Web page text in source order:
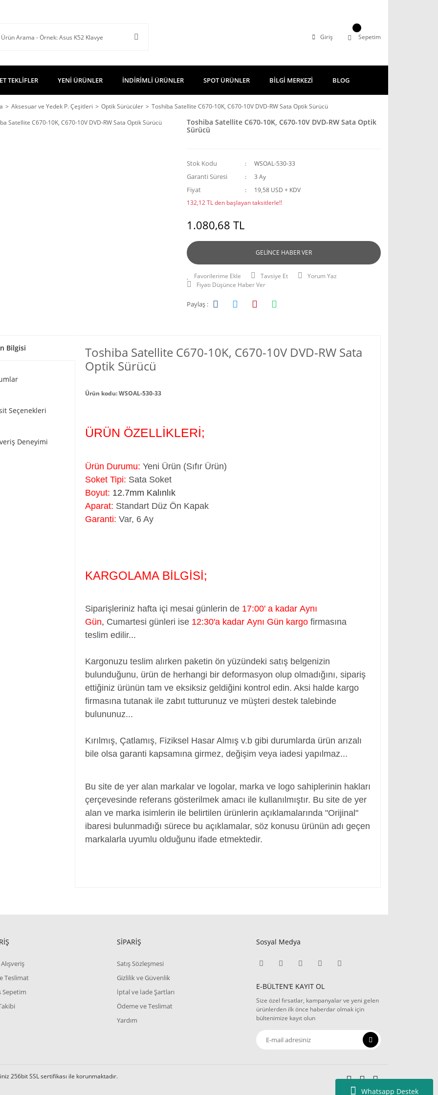
Whatsapp Destek
Giriş Sepetim
TEKLİFLER YENİ ÜRÜNLER İNDİRİMLİ ÜRÜNLER SPOT ÜRÜNLER BİLGİ MERKEZİ BLOG
Aksesuar ve Yedek P. Çeşitleri Optik Sürücüler Toshiba Satellite C670-10K, C670-10V DVD-RW Sata Optik Sürücü
Toshiba Satellite C670-10K, C670-10V DVD-RW Sata Optik
Sürücü
Stok Kodu WSOAL-530-33
Garanti Süresi 3 Ay
Fiyat
19,58 USD + KDV
132,12 TL den başlayan taksitlerle!!
1.080,68 TL
GELİNCE HABER VER
Tavsiye Et
Yorum Yaz
Fiyatı Düşünce Haber Ver
Paylaş :
Bilgisi
Seçenekleri
Deneyimi
Toshiba Satellite C670-10K, C670-10V DVD-RW Sata
Optik Sürücü
Ürün kodu: WSOAL-530-33
ÜRÜN ÖZELLİKLERİ;
Ürün Durumu: Yeni Ürün (Sıfır Ürün)
Soket Tipi: Sata Soket
Boyut: 12.7mm Kalınlık
Aparat: Standart Düz Ön Kapak
Garanti: Var, 6 Ay
KARGOLAMA BİLGİSİ;
Siparişleriniz hafta içi mesai günlerin de 17:00' a kadar Aynı
Gün, Cumartesi günleri ise 12:30'a kadar Aynı Gün kargofirmasına
teslim edilir...
Kargonuzu teslim alırken paketin ön yüzündeki satış belgenizin
bulunduğunu, ürün de herhangi bir deformasyon olup olmadığını, sipariş
ettiğiniz ürünün tam ve eksiksiz geldiğini kontrol edin. Aksi halde kargo
firmasına tutanak ile zabıt tutturunuz ve müşteri destek talebinde
bulununuz...
Kırılmış, Çatlamış, Fiziksel Hasar Almış v.b gibi durumlarda ürün arızalı
bile olsa garanti kapsamına girmez, değişim veya iadesi yapılmaz...
Bu site de yer alan markalar ve logolar, marka ve logo sahiplerinin hakları
çerçevesinde referans gösterilmek amacı ile kullanılmıştır. Bu site de yer
alan ve marka isimlerin ile belirtilen ürünlerin açıklamalarında "Orijinal"
ibaresi bulunmadığı sürece bu açıklamalar, söz konusu ürünün adı geçen
markalarla uyumlu olduğunu ifade etmektedir.
Teslimat
Sepetim
SİPARİŞ
Satış Sözleşmesi
Gizlilik ve Güvenlik
İptal ve İade Şartları
Ödeme ve Teslimat
Yardım
Sosyal Medya
E-BÜLTEN’E KAYIT OL
Size özel fırsatlar, kampanyalar ve yeni gelen
ürünlerden ilk önce haberdar olmak için
bültenimize kayıt olun
256bit SSL sertifikası ile korunmaktadır.